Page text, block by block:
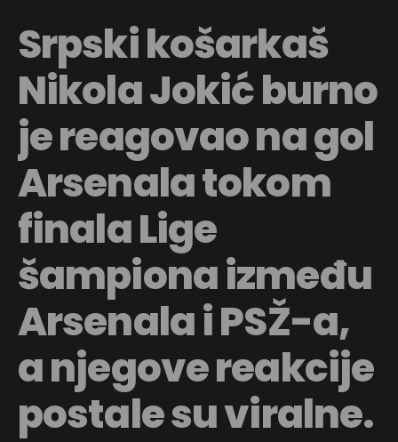
Srpski košarkaš
Nikola Jokić burno
je reagovao na gol
Arsenala tokom
finala Lige
šampiona između
Arsenala i PSŽ-a,
a njegove reakcije
postale su viralne.